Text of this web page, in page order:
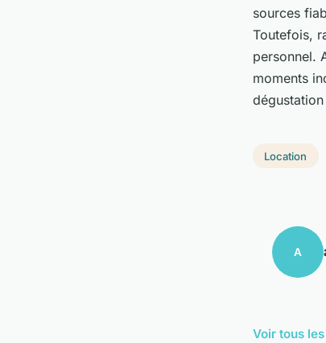
sources
Toutefois,
personnel.
moments
Location
A
Voir tous